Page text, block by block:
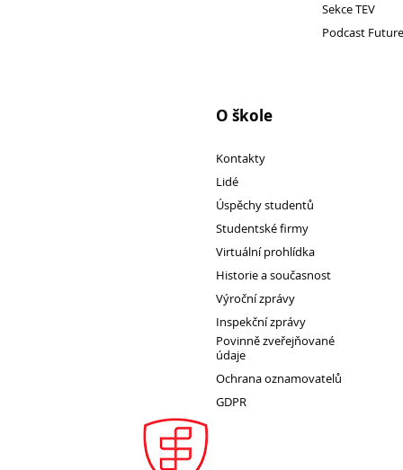
Maturitní zkoušky
Zájmové aktivity
Sekce TEV
Podcast
O škole
Kontakty
Lidé
Úspěchy studentů
Studentské firmy
Virtuální prohlídka
Historie a současnost
Výroční zprávy
Inspekční zprávy
Povinně zveřejňované
údaje
Ochrana oznamovatelů
GDPR